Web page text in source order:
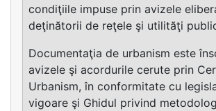
condiţiile impuse prin avizele
deţinătorii de reţele şi utilităţi
Documentaţia de urbanism este
avizele şi acordurile cerute prin
Urbanism, în conformitate cu
vigoare şi Ghidul privind